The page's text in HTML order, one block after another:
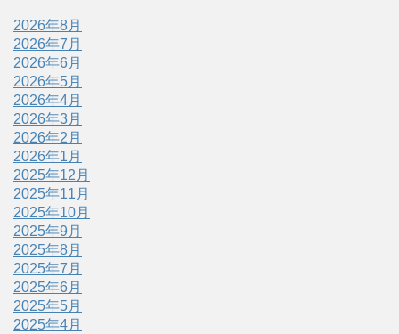
2026年8月
2026年7月
2026年6月
2026年5月
2026年4月
2026年3月
2026年2月
2026年1月
2025年12月
2025年11月
2025年10月
2025年9月
2025年8月
2025年7月
2025年6月
2025年5月
2025年4月